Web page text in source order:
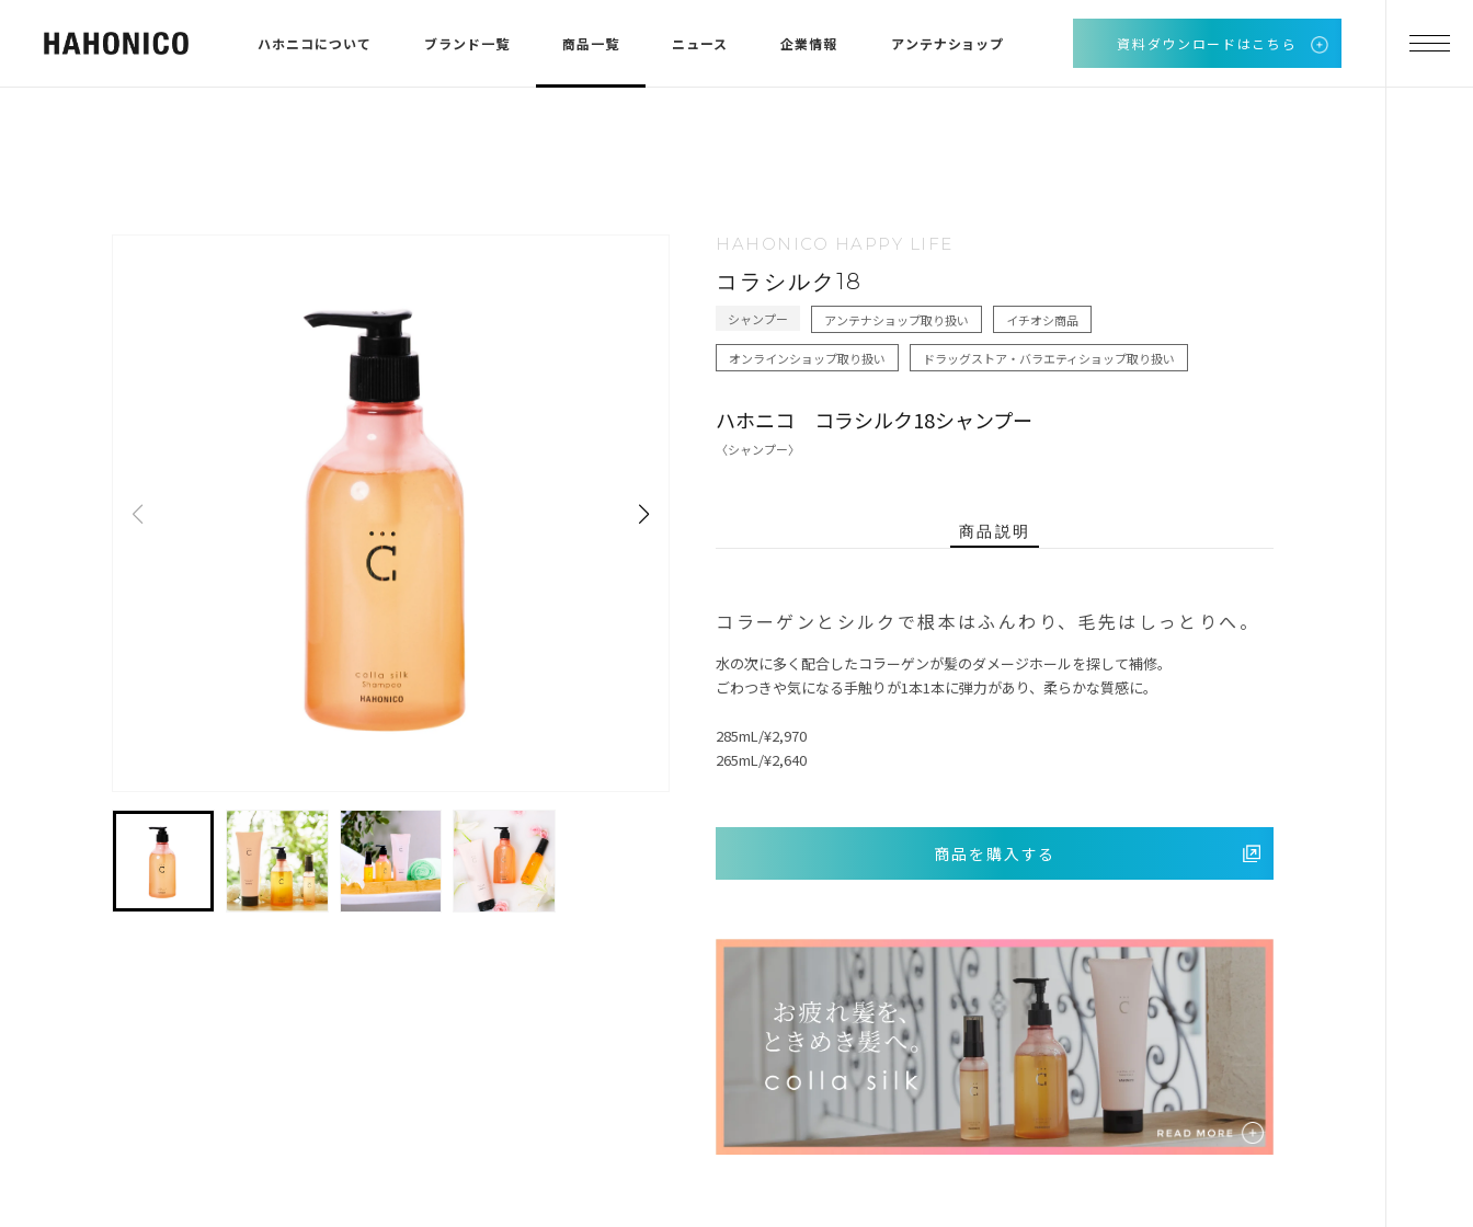
ハホニコについて ブランド一覧 商品一覧 ニュース 企業情報 アンテナショップ 資料ダウンロードはこちら
HAHONICO HAPPY LIFE
コラシルク18
シャンプー アンテナショップ取り扱い イチオシ商品
オンラインショップ取り扱い ドラッグストア・バラエティショップ取り扱い
ハホニコ コラシルク18シャンプー
〈シャンプー〉
商品説明
コラーゲンとシルクで根本はふんわり、毛先はしっとりへ。
水の次に多く配合したコラーゲンが髪のダメージホールを探して補修。
ごわつきや気になる手触りが1本1本に弾力があり、柔らかな質感に。
285mL/¥2,970
265mL/¥2,640
商品を購入する